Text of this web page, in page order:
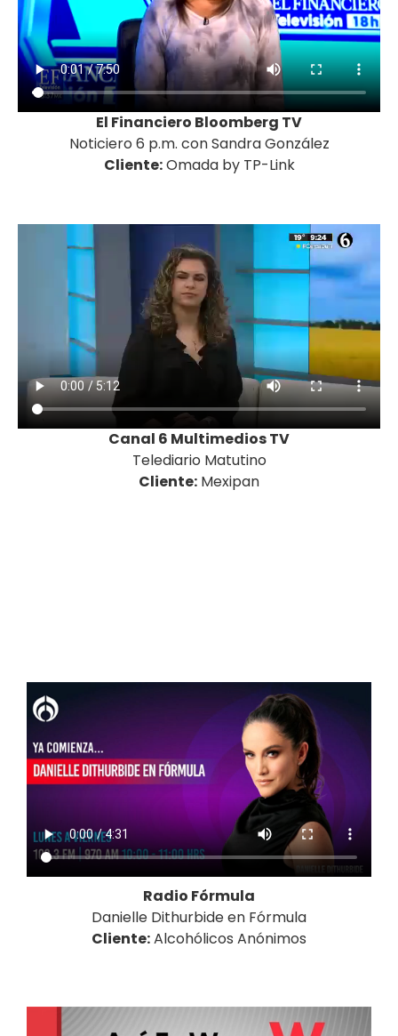
El Financiero Bloomberg TV
Noticiero 6 p.m. con Sandra González
Cliente:Omada by TP-Link
Canal 6 Multimedios TV
Telediario Matutino
Cliente: Mexipan
Radio Fórmula
Danielle Dithurbide en Fórmula
Cliente:Alcohólicos Anónimos